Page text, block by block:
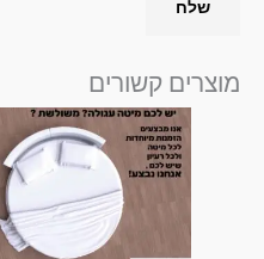
מוצרים קשורים
טווח
מחירים:
עד
למוצר
זה
מספר
סוגים.